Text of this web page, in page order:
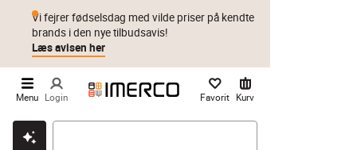
Klik & hent Byt i 1 år Prismatch
Vi fejrer fødselsdag med vilde priser på kendte
brands i den nye tilbudsavis!
Læs avisen her
Menu Login Favorit Kurv